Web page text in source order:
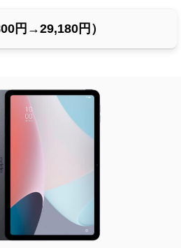
円→29,180円）